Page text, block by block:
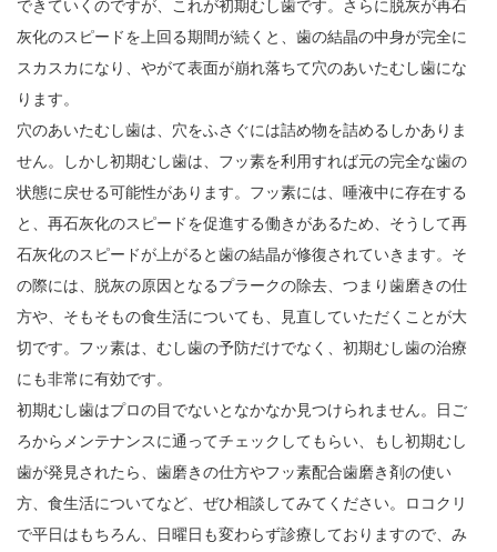
できていくのですが、これが初期むし歯です。さらに脱灰が再石
灰化のスピードを上回る期間が続くと、歯の結晶の中身が完全に
スカスカになり、やがて表面が崩れ落ちて穴のあいたむし歯にな
ります。
穴のあいたむし歯は、穴をふさぐには詰め物を詰めるしかありま
せん。しかし初期むし歯は、フッ素を利用すれば元の完全な歯の
状態に戻せる可能性があります。フッ素には、唾液中に存在する
と、再石灰化のスピードを促進する働きがあるため、そうして再
石灰化のスピードが上がると歯の結晶が修復されていきます。そ
の際には、脱灰の原因となるプラークの除去、つまり歯磨きの仕
方や、そもそもの食生活についても、見直していただくことが大
切です。フッ素は、むし歯の予防だけでなく、初期むし歯の治療
にも非常に有効です。
初期むし歯はプロの目でないとなかなか見つけられません。日ご
ろからメンテナンスに通ってチェックしてもらい、もし初期むし
歯が発見されたら、歯磨きの仕方やフッ素配合歯磨き剤の使い
方、食生活についてなど、ぜひ相談してみてください。ロコクリ
で平日はもちろん、日曜日も変わらず診療しておりますので、み